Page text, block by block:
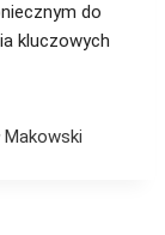
do
kluczowych
Makowski